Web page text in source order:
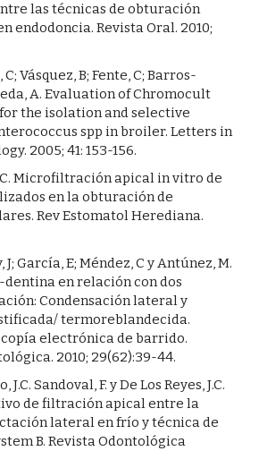
las técnicas de obturación
endodoncia. Revista Oral. 2010;
Vásquez, B; Fente, C; Barros-
A. Evaluation of Chromocult
the isolation and selective
spp in broiler. Letters in
2005; 41: 153-156.
C. Microfiltración apical in vitro de
en la obturación de
Rev Estomatol Herediana.
J; García, E; Méndez, C y Antúnez, M.
en relación con dos
Condensación lateral y
termoreblandecida.
electrónica de barrido.
2010; 29(62):39-44.
Sandoval, F. y De Los Reyes, J.C.
de filtración apical entre la
lateral en frío y técnica de
B. Revista Odontológica